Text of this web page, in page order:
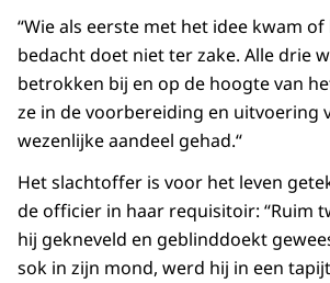
“Wie als eerste met het idee kwam
bedacht doet niet ter zake. Alle drie
betrokken bij en op de hoogte van
ze in de voorbereiding en uitvoering
wezenlijke aandeel gehad.“
Het slachtoffer is voor het leven
de officier in haar requisitoir: “Ruim
hij gekneveld en geblinddoekt
sok in zijn mond, werd hij in een